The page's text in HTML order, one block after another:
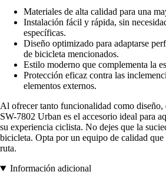
Materiales de alta calidad para una
Instalación fácil y rápida, sin
específicas.
Diseño optimizado para adaptarse
de bicicleta mencionados.
Estilo moderno que complementa la
Protección eficaz contra las
elementos externos.
Al ofrecer tanto funcionalidad como diseño,
SW-7802 Urban es el accesorio ideal para
su experiencia ciclista. No dejes que la
bicicleta. Opta por un equipo de calidad
ruta.
Información adicional